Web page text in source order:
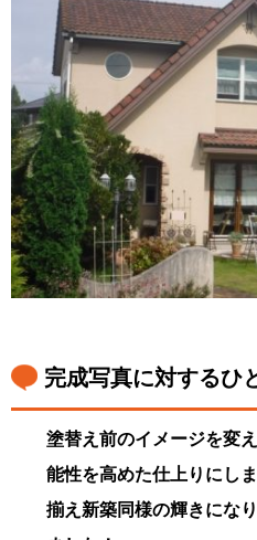
完成写真に対するひ
塗替え前のイメージを変
能性を高めた仕上りにし
揃え新築同様の輝きにな